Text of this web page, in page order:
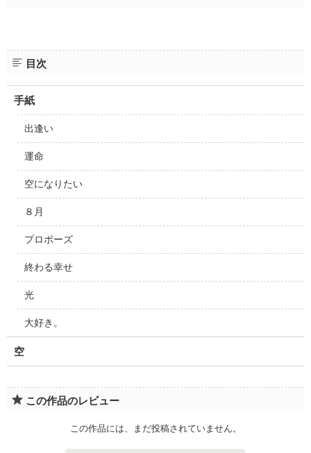
目次
手紙
出逢い
運命
空になりたい
８月
プロポーズ
終わる幸せ
光
大好き。
空
この作品のレビュー
この作品には、まだ投稿されていません。